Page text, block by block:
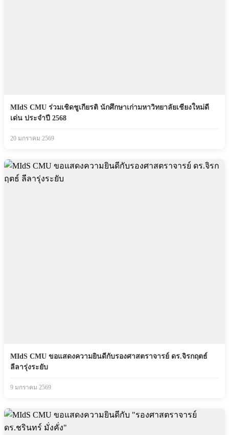
MIdS CMU ร่วมเชิดชูเกียรติ นักศึกษาเก่ามหาวิทยาลัยเชียงใหม่ดี
เด่น ประจำปี 2568
20 มกราคม 2569
MIdS CMU ขอแสดงความยินดีกับรองศาสตราจารย์ ดร.จิรกฤตธ์
ลีลารุ่งระยับ
9 มกราคม 2569